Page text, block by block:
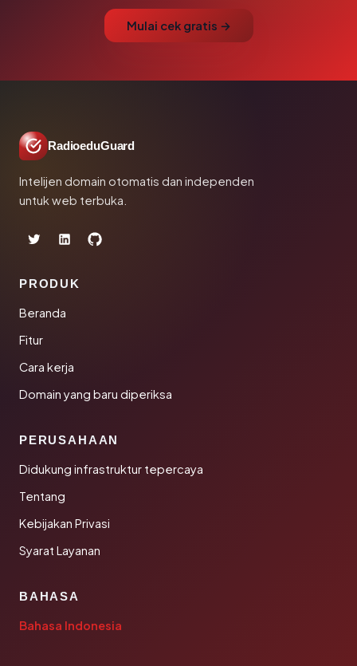
Mulai cek gratis →
RadioeduGuard
Intelijen domain otomatis dan independen
untuk web terbuka.
PRODUK
Beranda
Fitur
Cara kerja
Domain yang baru diperiksa
PERUSAHAAN
Didukung infrastruktur tepercaya
Tentang
Kebijakan Privasi
Syarat Layanan
BAHASA
Bahasa Indonesia